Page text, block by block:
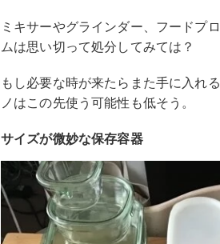
ミキサーやグラインダー、フードプ
ムは思い切って処分してみては？
もし必要な時が来たらまた手に入れ
ノはこの先使う可能性も低そう。
サイズが微妙な保存容器